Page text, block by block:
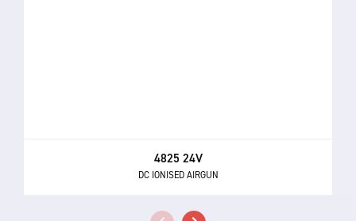
4825 24V
DC IONISED AIRGUN